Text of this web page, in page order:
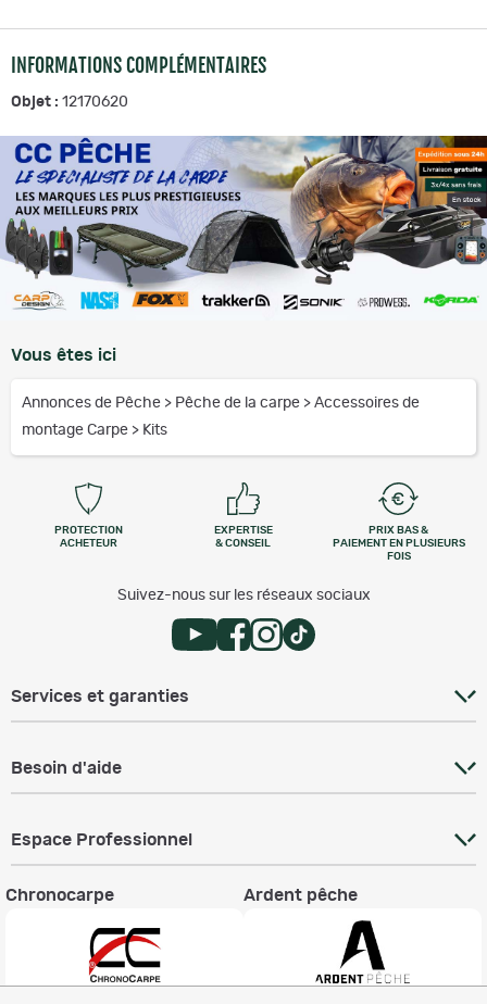
INFORMATIONS COMPLÉMENTAIRES
Objet : 12170620
Vous êtes ici
Annonces de Pêche > Pêche de la carpe > Accessoires de
montage Carpe > Kits
PROTECTION
ACHETEUR
EXPERTISE
& CONSEIL
PRIX BAS &
PAIEMENT EN PLUSIEURS
FOIS
Suivez-nous sur les réseaux sociaux
Services et garanties
Besoin d'aide
Espace Professionnel
Chronocarpe Ardent pêche